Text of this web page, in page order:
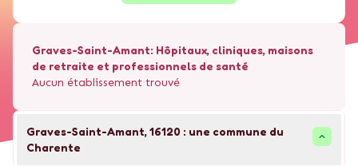
Graves-Saint-Amant: Hôpitaux, cliniques, maisons
de retraite et professionnels de santé
Aucun établissement trouvé
Graves-Saint-Amant,16120 : une commune du
Charente